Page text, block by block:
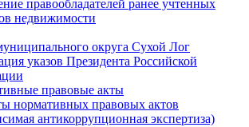
правообладателей ранее учтенных
недвижимости
округа Сухой Лог
указов Президента Российской
правовые акты
нормативных правовых актов
антикоррупционная экспертиза)